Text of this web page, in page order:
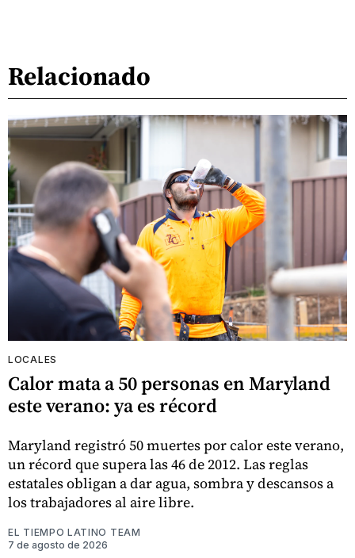
Relacionado
LOCALES
Calor mata a 50 personas en Maryland
este verano: ya es récord
Maryland registró 50 muertes por calor este verano,
un récord que supera las 46 de 2012. Las reglas
estatales obligan a dar agua, sombra y descansos a
los trabajadores al aire libre.
EL TIEMPO LATINO TEAM
7 de agosto de 2026